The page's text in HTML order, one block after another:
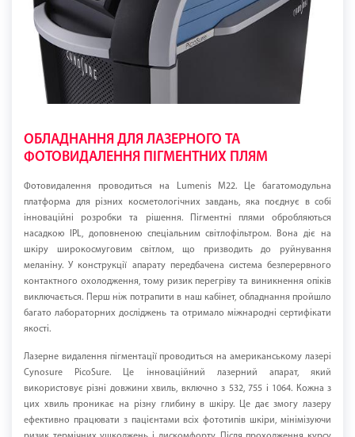
ОБЛАДНАННЯ ДЛЯ ЛАЗЕРНОГО ТА
ФОТОВИДАЛЕННЯ ПІГМЕНТНИХ ПЛЯМ
Фотовидалення проводиться на Lumenis M22. Це багатомодульна
платформа для різних косметологічних завдань, яка поєднує в собі
інноваційні розробки та рішення. Пігментні плями обробляються
насадкою IPL, доповненою спеціальним світлофільтром. Вона діє на
шкіру широкосмуговим світлом, що призводить до руйнування
меланіну. У конструкції апарату передбачена система безперервного
контактного охолодження, тому ризик перегріву та виникнення опіків
виключається. Перш ніж потрапити в наш кабінет, обладнання пройшло
багато лабораторних досліджень та отримало міжнародні сертифікати
якості.
Лазерне видалення пігментації проводиться на американському лазері
Cynosure PicoSure. Це інноваційний лазерний апарат, який
використовує різні довжини хвиль, включно з 532, 755 і 1064. Кожна з
цих хвиль проникає на різну глибину в шкіру. Це дає змогу лазеру
ефективно працювати з пацієнтами всіх фототипів шкіри, мінімізуючи